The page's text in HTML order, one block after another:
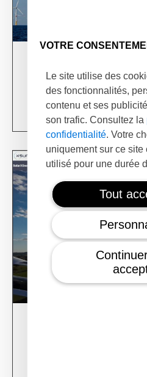
XSun & TotalEnergies on
USA
VOTRE
Le site utilise des
des fonctionnalités,
contenu et ses
son trafic. Consultez la
confidentialité. Votre
uniquement sur ce site
utilisé pour une durée
Tout